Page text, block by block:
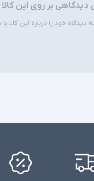
دیدگاهی بر روی این
دیدگاه خود را درباره این کالا